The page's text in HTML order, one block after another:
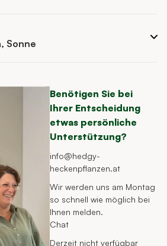
Sonne
Benötigen Sie bei
Ihrer Entscheidung
etwas persönliche
Unterstützung?
info@hedgy-
heckenpflanzen.at
Wir werden uns am Montag
so schnell wie möglich bei
Ihnen melden.
Chat
Derzeit nicht verfügbar